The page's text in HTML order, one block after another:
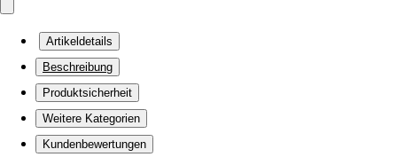
Artikeldetails
Beschreibung
Produktsicherheit
Weitere Kategorien
Kundenbewertungen